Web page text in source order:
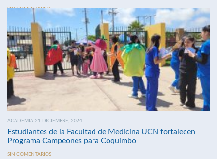
SIN COMENTARIOS
ACADEMIA 21 DICIEMBRE, 2024
Estudiantes de la Facultad de Medicina UCN fortalecen
Programa Campeones para Coquimbo
SIN COMENTARIOS